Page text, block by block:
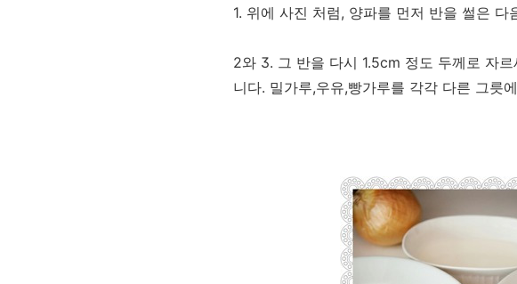
1. 위에 사진 처럼, 양파를 먼저 반을 썰은 다
2와 3. 그 반을 다시 1.5cm 정도 두께로 자
니다. 밀가루,우유,빵가루를 각각 다른 그릇